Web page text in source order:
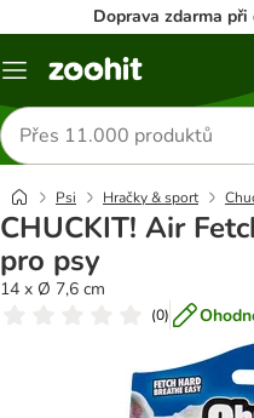
Doprava zdarma
Menu
Hledat
produkty
Psi Hračky & sport
CHUCKIT! Air
pro psy
14 x Ø 7,6 cm
(0)